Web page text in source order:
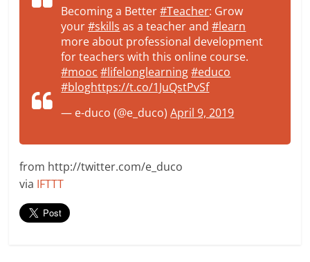
Becoming a Better#Teacher: Grow
your#skills as a teacher and#learn
more about professional development
for teachers with this online course.
#mooc #lifelonglearning #educo
#bloghttps://t.co/1JuQstPvSf
— e-duco (@e_duco)April 9, 2019
from http://twitter.com/e_duco
via IFTTT